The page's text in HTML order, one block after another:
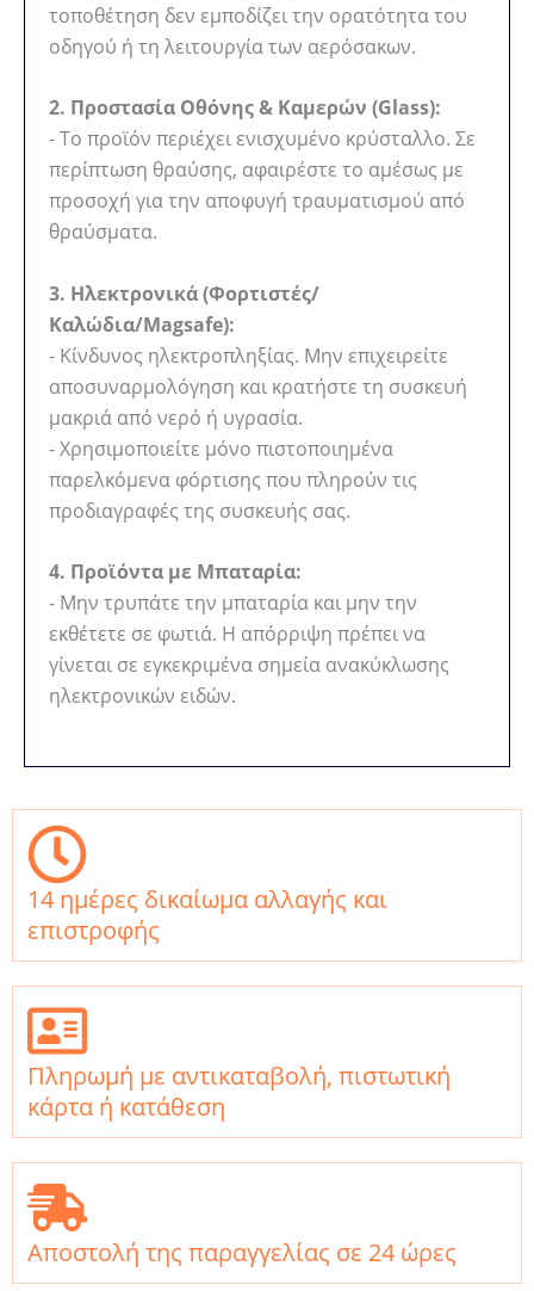
τοποθέτηση δεν εμποδίζει την ορατότητα του
οδηγού ή τη λειτουργία των αερόσακων.
2. Προστασία Οθόνης & Καμερών (Glass):
- Το προϊόν περιέχει ενισχυμένο κρύσταλλο. Σε
περίπτωση θραύσης, αφαιρέστε το αμέσως με
προσοχή για την αποφυγή τραυματισμού από
θραύσματα.
3. Ηλεκτρονικά (Φορτιστές/
Καλώδια/Magsafe):
- Κίνδυνος ηλεκτροπληξίας. Μην επιχειρείτε
αποσυναρμολόγηση και κρατήστε τη συσκευή
μακριά από νερό ή υγρασία.
- Χρησιμοποιείτε μόνο πιστοποιημένα
παρελκόμενα φόρτισης που πληρούν τις
προδιαγραφές της συσκευής σας.
4. Προϊόντα με Μπαταρία:
- Μην τρυπάτε την μπαταρία και μην την
εκθέτετε σε φωτιά. Η απόρριψη πρέπει να
γίνεται σε εγκεκριμένα σημεία ανακύκλωσης
ηλεκτρονικών ειδών.
14 ημέρες δικαίωμα αλλαγής και
επιστροφής
Πληρωμή με αντικαταβολή, πιστωτική
κάρτα ή κατάθεση
Αποστολή της παραγγελίας σε 24 ώρες